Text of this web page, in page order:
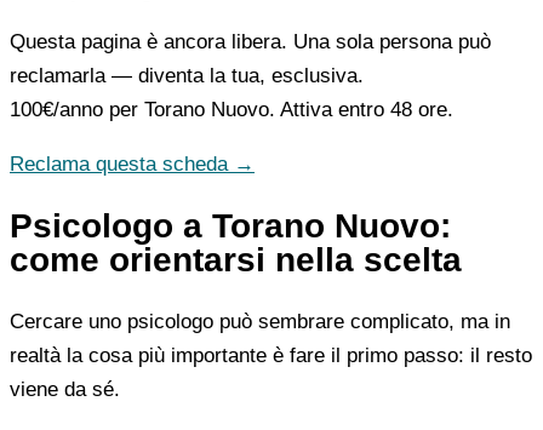
Questa pagina è ancora libera. Una sola persona può
reclamarla — diventa la tua, esclusiva.
100€/anno per Torano Nuovo. Attiva entro 48 ore.
Reclama questa scheda →
Psicologo a Torano Nuovo:
come orientarsi nella scelta
Cercare uno psicologo può sembrare complicato, ma in
realtà la cosa più importante è fare il primo passo: il resto
viene da sé.